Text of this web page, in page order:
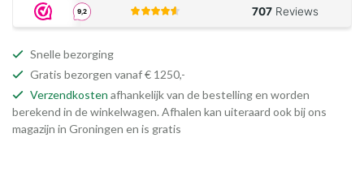
Snelle bezorging
Gratis bezorgen vanaf € 1250,-
Verzendkosten afhankelijk van de bestelling en worden
berekend in de winkelwagen. Afhalen kan uiteraard ook bij ons
magazijn in Groningen en is gratis